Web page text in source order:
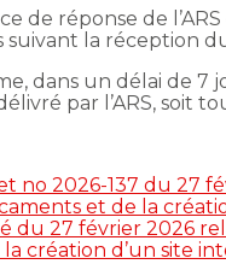
de réponse de
suivant la réception
dans un délai de
par l’ARS, soit
no 2026-137 du 27
et de la
du 27 février 2026
création d’un site